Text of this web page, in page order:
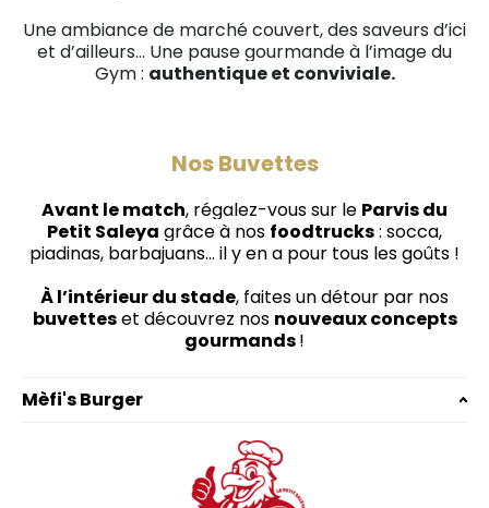
Une ambiance de marché couvert, des saveurs d’ici
et d’ailleurs… Une pause gourmande à l’image du
Gym : authentique et conviviale.
Nos Buvettes
Avant le match, régalez-vous sur le Parvis du
Petit Saleya grâce à nos foodtrucks: socca,
piadinas, barbajuans… il y en a pour tous les goûts !
À l’intérieur du stade, faites un détour par nos
buvetteset découvrez nos nouveaux concepts
gourmands!
Mèfi's Burger